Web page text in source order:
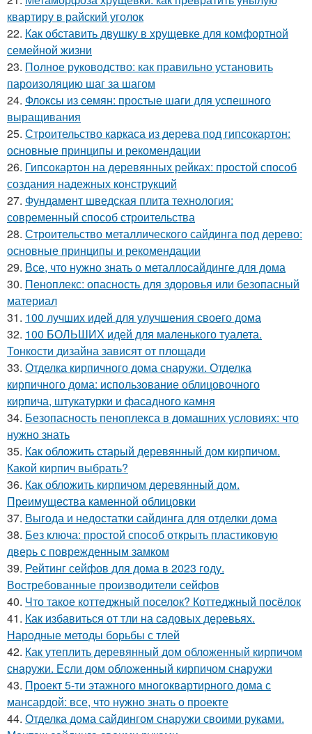
квартиру в райский уголок
22. Как обставить двушку в хрущевке для комфортной
семейной жизни
23. Полное руководство: как правильно установить
пароизоляцию шаг за шагом
24. Флоксы из семян: простые шаги для успешного
выращивания
25. Строительство каркаса из дерева под гипсокартон:
основные принципы и рекомендации
26. Гипсокартон на деревянных рейках: простой способ
создания надежных конструкций
27. Фундамент шведская плита технология:
современный способ строительства
28. Строительство металлического сайдинга под дерево:
основные принципы и рекомендации
29. Все, что нужно знать о металлосайдинге для дома
30. Пеноплекс: опасность для здоровья или безопасный
материал
31. 100 лучших идей для улучшения своего дома
32. 100 БОЛЬШИХ идей для маленького туалета.
Тонкости дизайна зависят от площади
33. Отделка кирпичного дома снаружи. Отделка
кирпичного дома: использование облицовочного
кирпича, штукатурки и фасадного камня
34. Безопасность пеноплекса в домашних условиях: что
нужно знать
35. Как обложить старый деревянный дом кирпичом.
Какой кирпич выбрать?
36. Как обложить кирпичом деревянный дом.
Преимущества каменной облицовки
37. Выгода и недостатки сайдинга для отделки дома
38. Без ключа: простой способ открыть пластиковую
дверь с поврежденным замком
39. Рейтинг сейфов для дома в 2023 году.
Востребованные производители сейфов
40. Что такое коттеджный поселок? Коттеджный посёлок
41. Как избавиться от тли на садовых деревьях.
Народные методы борьбы с тлей
42. Как утеплить деревянный дом обложенный кирпичом
снаружи. Если дом обложенный кирпичом снаружи
43. Проект 5-ти этажного многоквартирного дома с
мансардой: все, что нужно знать о проекте
44. Отделка дома сайдингом снаружи своими руками.